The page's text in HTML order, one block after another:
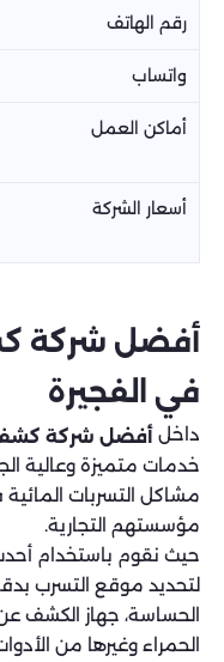
رقم الهاتف
واتساب
أماكن العمل
أسعار الشركة
أفضل شركة
في الفجيرة
داخل أفضل شركة كشف
خدمات متميزة وعالية
مشاكل التسربات
مؤسستهم التجارية.
حيث نقوم باستخدام
لتحديد موقع التسرب
الحساسة، جهاز الكشف
الحمراء وغيرها من